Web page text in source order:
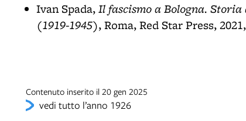
Ivan Spada,Il fascismo a Bologna.
(1919-1945), Roma, Red Star Press,
Contenuto inserito il 20 gen 2025
vedi tutto l’anno 1926